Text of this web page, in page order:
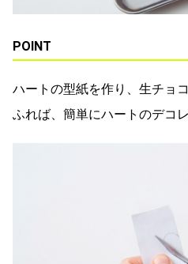
POINT
ハートの型紙を作り、生チョ
ふれば、簡単にハートのデコ